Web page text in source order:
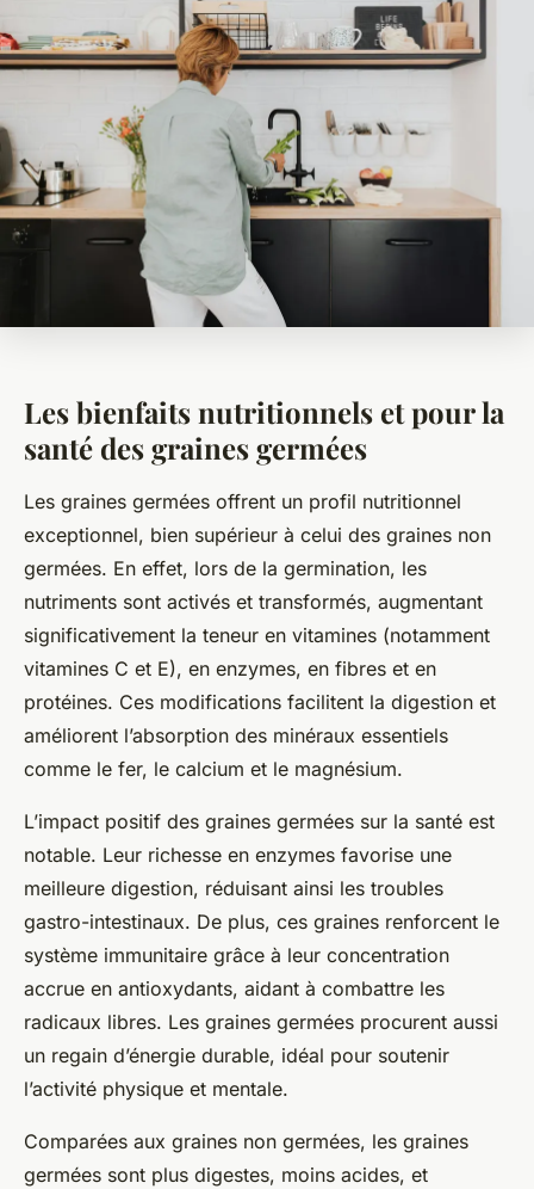
Les bienfaits nutritionnels et pour la
santé des graines germées
Les graines germées offrent un profil nutritionnel
exceptionnel, bien supérieur à celui des graines non
germées. En effet, lors de la germination, les
nutriments sont activés et transformés, augmentant
significativement la teneur en vitamines (notamment
vitamines C et E), en enzymes, en fibres et en
protéines. Ces modifications facilitent la digestion et
améliorent l’absorption des minéraux essentiels
comme le fer, le calcium et le magnésium.
L’impact positif des graines germées sur la santé est
notable. Leur richesse en enzymes favorise une
meilleure digestion, réduisant ainsi les troubles
gastro-intestinaux. De plus, ces graines renforcent le
système immunitaire grâce à leur concentration
accrue en antioxydants, aidant à combattre les
radicaux libres. Les graines germées procurent aussi
un regain d’énergie durable, idéal pour soutenir
l’activité physique et mentale.
Comparées aux graines non germées, les graines
germées sont plus digestes, moins acides, et